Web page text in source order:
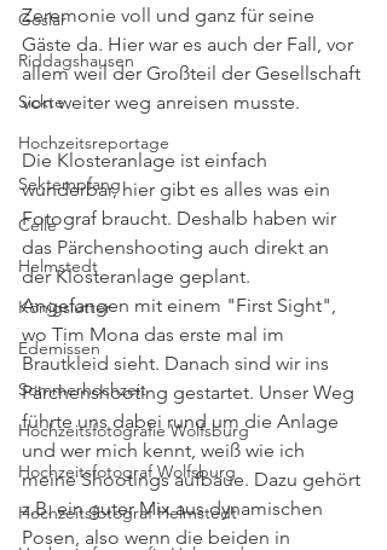
Goslar
Riddagshausen
Sickte
Hochzeitsreportage
Sektempfang
Celle
Helmstedt
Königslutter
Edemissen
Sommerhochzeit
Hochzeitsfotografie Wolfsburg
Hochzeitsfotograf Wolfsburg
Hochzeitsfotograf Helmstedt
Zeremonie voll und ganz für seine
Gäste da. Hier war es auch der Fall, vor
allem weil der Großteil der Gesellschaft
von weiter weg anreisen musste.
Die Klosteranlage ist einfach
wunderbar, hier gibt es alles was ein
Fotograf braucht. Deshalb haben wir
das Pärchenshooting auch direkt an
der Klosteranlage geplant.
Angefangen mit einem "First Sight",
wo Tim Mona das erste mal im
Brautkleid sieht. Danach sind wir ins
Pärchenshooting gestartet. Unser Weg
führte uns dabei rund um die Anlage
und wer mich kennt, weiß wie ich
meine Shootings aufbaue. Dazu gehört
z.B. ein guter Mix aus dynamischen
Posen, also wenn die beiden in